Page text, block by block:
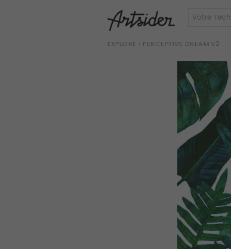
EXPLORE › PERCEPTIVE DREAM V2